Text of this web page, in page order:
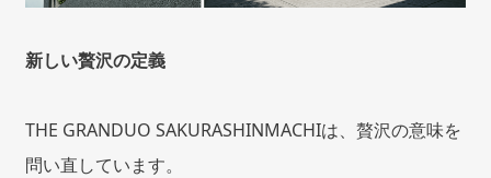
新しい贅沢の定義
THE GRANDUO SAKURASHINMACHIは、贅沢の意味を
問い直しています。